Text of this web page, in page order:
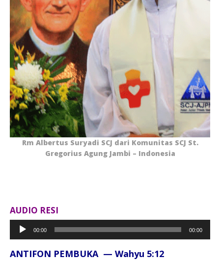
Rm Albertus Suryadi SCJ dari Komunitas SCJ St.
Gregorius Agung Jambi – Indonesia
AUDIO RESI
Pemutar
Audio
00:00 00:00
ANTIFON PEMBUKA — Wahyu 5:12⁣